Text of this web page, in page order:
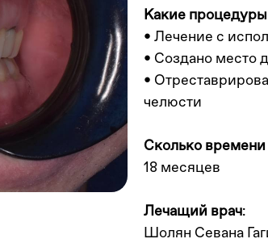
Какие
• Лечение с
• Создано место
•
челюсти
Сколько времени
18 месяцев
Лечащий врач:
Шолян Севана